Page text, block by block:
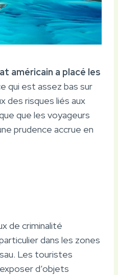
américain a placé les
qui est assez bas sur
des risques liés aux
que les voyageurs
prudence accrue en
de criminalité
dans les zones
Les touristes
d’objets